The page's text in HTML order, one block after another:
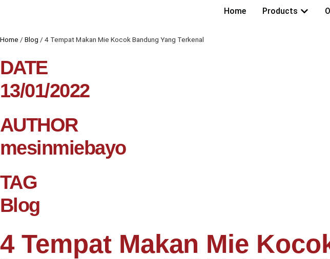
Home Products
Home /Blog /4 Tempat Makan Mie Kocok Bandung Yang Terkenal
DATE
13/01/2022
AUTHOR
mesinmiebayo
TAG
Blog
4 Tempat Makan Mie